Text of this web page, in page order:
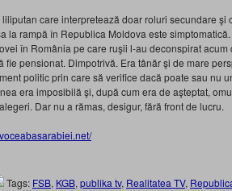
care interpretează doar roluri secundare şi
la rampă în Republica Moldova este
în România pe care ruşii l-au deconspirat
fie pensionat. Dimpotrivă. Era tânăr şi de mare
politic prin care să verifice dacă poate sau nu
era imposibilă şi, după cum era de aşteptat,
Dar nu a rămas, desigur, fără front de lucru.
Tags: FSB, KGB, publika tv, Realitatea TV,